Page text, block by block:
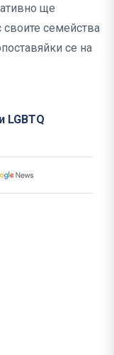
ще
своите семейства
се на
LGBTQ